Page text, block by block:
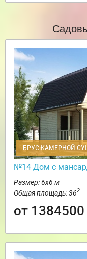
БРУС КАМЕРНОЙ
№14 Дом с
Размер: 6х6 м
Общая площадь: 362
от 1384500